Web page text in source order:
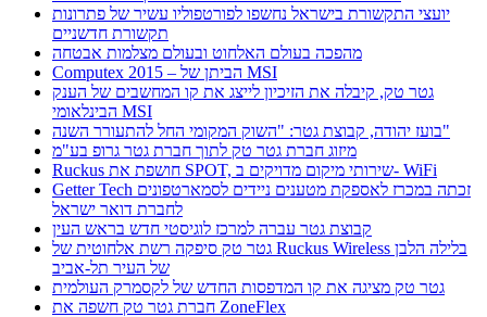
יועצי התקשורת בישראל נחשפו לפורטפוליו עשיר של פתרונות
תקשורת חדשניים
מהפכה בעולם האלחוט ובעולם מצלמות אבטחה
Computex 2015 – הביתן של MSI
גטר טק, קיבלה את הזיכיון לייצג את קו המחשבים של הענק
הבינלאומי MSI
בועז יהודה, קבוצת גטר: "השוק המקומי החל להתעורר השנה"
מיזוג חברת גטר טק לתוך חברת גטר גרופ בע"מ
Ruckus חושפת את SPOT, שירותי מיקום מדויקים ב- WiFi
Getter Tech זכתה במכרז לאספקת מטענים ניידים לסמארטפונים
לחברת דואר ישראל
קבוצת גטר עברה למרכז לוגיסטי חדש בראש העין
גטר טק סיפקה רשת אלחוטית של Ruckus Wireless בלילה הלבן
של העיר תל-אביב
גטר טק מציגה את קו המדפסות החדש של לקסמרק העולמית
חברת גטר טק חשפה את ZoneFlex